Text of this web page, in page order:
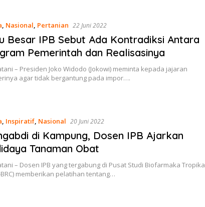
, Nasional, Pertanian 22 Juni 2022
Besar IPB Sebut Ada Kontradiksi Antara
Pemerintah dan Realisasinya
– Presiden Joko Widodo (Jokowi) meminta kepada jajaran
agar tidak bergantung pada impor….
, Inspiratif, Nasional 20 Juni 2022
di Kampung, Dosen IPB Ajarkan
Tanaman Obat
– Dosen IPB yang tergabung di Pusat Studi Biofarmaka Tropika
memberikan pelatihan tentang…